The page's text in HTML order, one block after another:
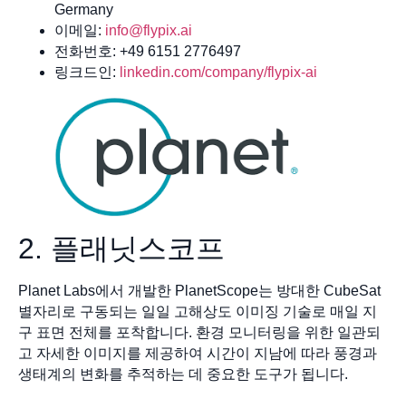
Germany
이메일: info@flypix.ai
전화번호: +49 6151 2776497
링크드인: linkedin.com/company/flypix-ai
2. 플래닛스코프
Planet Labs에서 개발한 PlanetScope는 방대한 CubeSat
별자리로 구동되는 일일 고해상도 이미징 기술로 매일 지
구 표면 전체를 포착합니다. 환경 모니터링을 위한 일관되
고 자세한 이미지를 제공하여 시간이 지남에 따라 풍경과
생태계의 변화를 추적하는 데 중요한 도구가 됩니다.